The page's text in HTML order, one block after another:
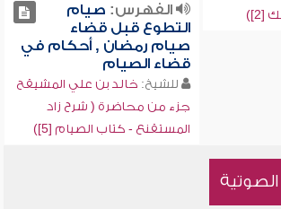
[2])
الفهرس: صيام
التطوع قبل قضاء
صيام رمضان , أحكام في
قضاء الصيام
للشيخ: خالد بن علي المشيقح
جزء من محاضرة ( شرح زاد
المستقنع - كتاب الصيام [5])